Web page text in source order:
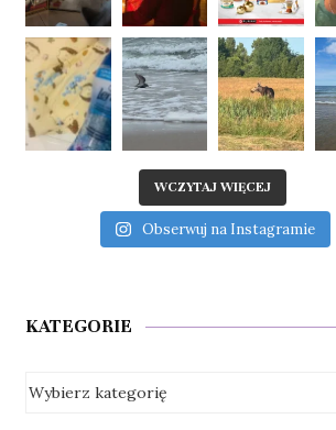
WCZYTAJ WIĘCEJ
Obserwuj na Instagramie
KATEGORIE